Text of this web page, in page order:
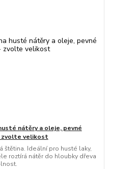
nátěry a oleje, pevné
zvolte velikost
štětina. Ideální pro husté laky,
roztírá nátěr do hloubky dřeva